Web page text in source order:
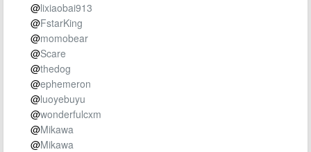
@lixiaobai913
@FstarKing
@momobear
@Scare
@thedog
@ephemeron
@luoyebuyu
@wonderfulcxm
@Mikawa
@Mikawa